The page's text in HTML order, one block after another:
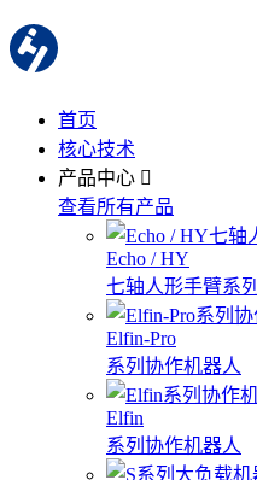
首页
核心技术
产品中心
查看所有产品
Echo / HY
七轴人形手臂系列
Elfin-Pro
系列协作机器人
Elfin
系列协作机器人